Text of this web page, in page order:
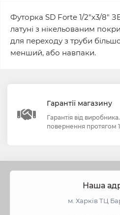
Футорка SD Forte 1/2"х3/8"
латуні з нікельованим
для переходу з труби
менший, або навпаки.
Гарантії магазину
Гарантія від
повернення протягом
Наша
м. Харків ТЦ